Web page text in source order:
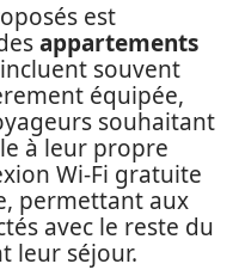
est
appartements
souvent
équipée,
souhaitant
à leur propre
Wi-Fi gratuite
permettant aux
avec le reste du
leur séjour.